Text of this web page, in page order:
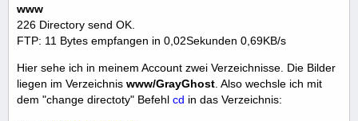
www
226 Directory send OK.
FTP: 11 Bytes empfangen in 0,02Sekunden 0,69KB/s
Hier sehe ich in meinem Account zwei Verzeichnisse. Die Bilder
liegen im Verzeichnis www/GrayGhost . Also wechsle ich mit
dem "change directoty" Befehl cd in das Verzeichnis: